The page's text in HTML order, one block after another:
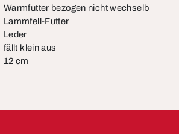
Warmfutter bezogen nicht wechselb
Lammfell-Futter
Leder
fällt klein aus
12 cm